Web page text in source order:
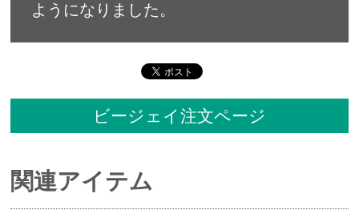
ようになりました。
ビージェイ注文ページ
関連アイテム